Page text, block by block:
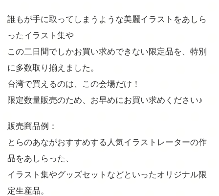
誰もが手に取ってしまうような美麗イラストをあしら
ったイラスト集や
この二日間でしかお買い求めできない限定品を、特別
に多数取り揃えました。
台湾で買えるのは、この会場だけ！
限定数量販売のため、お早めにお買い求めください♪
販売商品例：
とらのあながおすすめする人気イラストレーターの作
品をあしらった、
イラスト集やグッズセットなどといったオリジナル限
定生産品。